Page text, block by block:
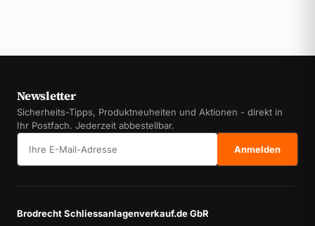
Newsletter
Sicherheits-Tipps, Produktneuheiten und Aktionen - direkt in
Ihr Postfach. Jederzeit abbestellbar.
Anmelden
Brodrecht Schliessanlagenverkauf.de GbR